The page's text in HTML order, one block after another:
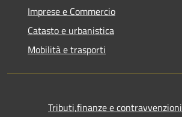
Imprese e Commercio
Catasto e urbanistica
Mobilità e trasporti
Tributi,finanze e contravvenzioni